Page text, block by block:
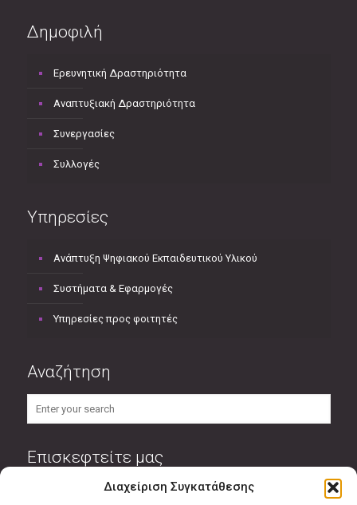
Διαχείριση Συγκατάθεσης
Δημοφιλή
Ερευνητική Δραστηριότητα
Αναπτυξιακή Δραστηριότητα
Συνεργασίες
Συλλογές
Υπηρεσίες
Ανάπτυξη Ψηφιακού Εκπαιδευτικού Υλικού
Συστήματα & Εφαρμογές
Υπηρεσίες προς φοιτητές
Αναζήτηση
Επισκεφτείτε μας